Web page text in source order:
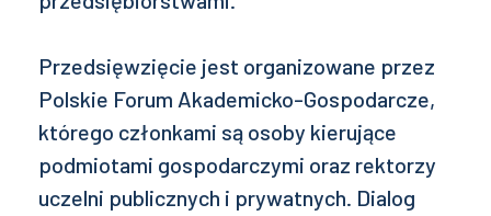
Przedsięwzięcie jest organizowane przez
Polskie Forum Akademicko-Gospodarcze,
którego członkami są osoby kierujące
podmiotami gospodarczymi oraz rektorzy
uczelni publicznych i prywatnych. Dialog